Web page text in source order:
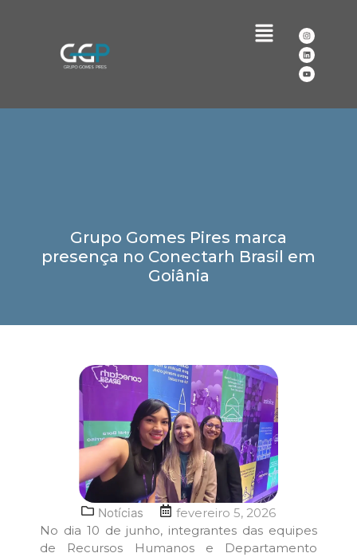
Grupo Gomes Pires marca
presença no Conectarh Brasil em
Goiânia
Notícias
fevereiro 5, 2026
No dia 10 de junho, integrantes das equipes
de Recursos Humanos e Departamento